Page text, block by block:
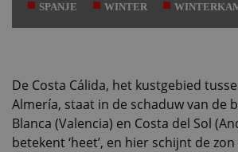
SPANJE WINTER
De Costa Cálida, het kustgebied
Almería, staat in de schaduw van de
Blanca (Valencia) en Costa del Sol
betekent ‘heet’, en hier schijnt de